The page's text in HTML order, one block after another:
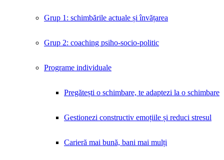
Grup 1: schimbările actuale și învățarea
Grup 2: coaching psiho-socio-politic
Programe individuale
Pregătești o schimbare, te adaptezi la o schimbare
Gestionezi constructiv emoțiile și reduci stresul
Carieră mai bună, bani mai mulți